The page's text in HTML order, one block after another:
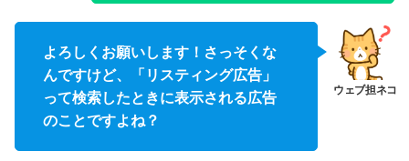
よろしくお願いします！さっそくな
んですけど、「リスティング広告」
って検索したときに表示される広告
のことですよね？